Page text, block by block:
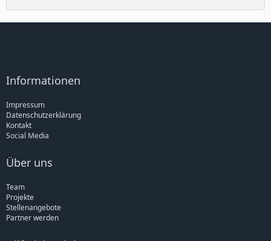
Informationen
Impressum
Datenschutzerklärung
Kontakt
Social Media
Über uns
Team
Projekte
Stellenangebote
Partner werden